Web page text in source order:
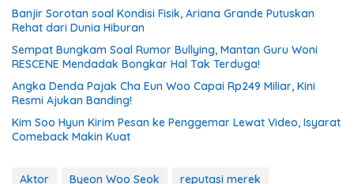
Banjir Sorotan soal Kondisi Fisik, Ariana Grande Putuskan
Rehat dari Dunia Hiburan
Sempat Bungkam Soal Rumor Bullying, Mantan Guru Woni
RESCENE Mendadak Bongkar Hal Tak Terduga!
Angka Denda Pajak Cha Eun Woo Capai Rp249 Miliar, Kini
Resmi Ajukan Banding!
Kim Soo Hyun Kirim Pesan ke Penggemar Lewat Video, Isyarat
Comeback Makin Kuat
Aktor Byeon Woo Seok reputasi merek